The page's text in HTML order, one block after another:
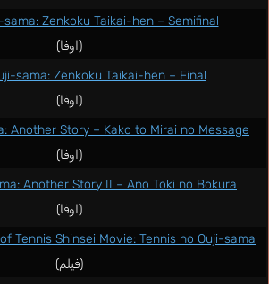
sama: Zenkoku Taikai-hen – Semifinal
(اوفا)
sama: Zenkoku Taikai-hen – Final
(اوفا)
Another Story – Kako to Mirai no Message
(اوفا)
Another Story II – Ano Toki no Bokura
(اوفا)
Tennis Shinsei Movie: Tennis no Ouji-sama
(فيلم)